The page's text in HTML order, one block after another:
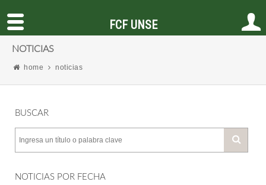
NOTICIAS
home noticias
BUSCAR
NOTICIAS POR FECHA
FCF UNSE